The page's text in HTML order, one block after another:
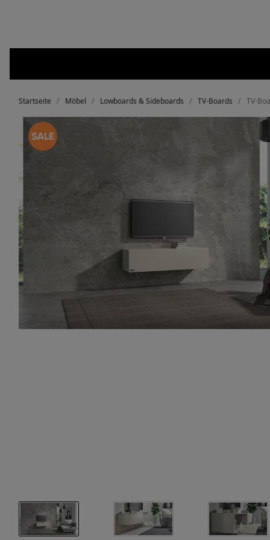
Startseite Möbel Lowboards & Sideboards TV-Boards TV-